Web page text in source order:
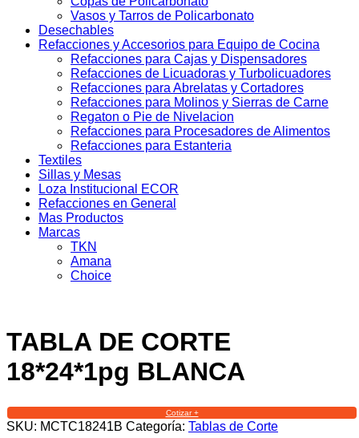
Vasos y Tarros de Policarbonato
Desechables
Refacciones y Accesorios para Equipo de Cocina
Refacciones para Cajas y Dispensadores
Refacciones de Licuadoras y Turbolicuadores
Refacciones para Abrelatas y Cortadores
Refacciones para Molinos y Sierras de Carne
Regaton o Pie de Nivelacion
Refacciones para Procesadores de Alimentos
Refacciones para Estanteria
Textiles
Sillas y Mesas
Loza Institucional ECOR
Refacciones en General
Mas Productos
Marcas
TKN
Amana
Choice
TABLA DE CORTE
18*24*1pg BLANCA
Cotizar +
SKU: MCTC18241B Categoría: Tablas de Corte